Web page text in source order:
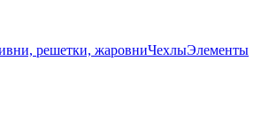
решетки, жаровниЧехлыЭлементы